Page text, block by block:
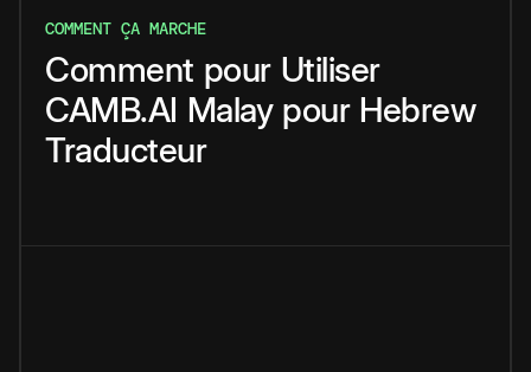
COMMENT ÇA MARCHE
Comment pour Utiliser
CAMB.AI Malay pour Hebrew
Traducteur